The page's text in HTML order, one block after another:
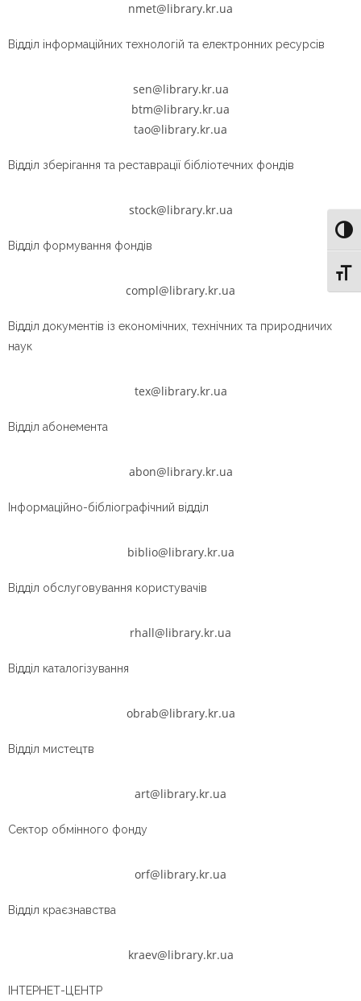
nmet@library.kr.ua
Відділ інформаційних технологій та електронних ресурсів
sen@library.kr.ua
btm@library.kr.ua
tao@library.kr.ua
Відділ зберігання та реставрації бібліотечних фондів
stock@library.kr.ua
Відділ формування фондів
compl@library.kr.ua
Відділ документів із економічних, технічних та природничих
наук
tex@library.kr.ua
Відділ абонемента
abon@library.kr.ua
Інформаційно-бібліографічний відділ
biblio@library.kr.ua
Відділ обслуговування користувачів
rhall@library.kr.ua
Відділ каталогізування
obrab@library.kr.ua
Відділ мистецтв
art@library.kr.ua
Сектор обмінного фонду
orf@library.kr.ua
Відділ краєзнавства
kraev@library.kr.ua
IНТЕРНЕТ-ЦЕНТР